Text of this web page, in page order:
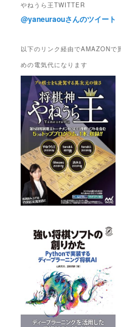
やねうら王TWITTER
@yaneuraouさんのツイート
以下のリンク経由でAMAZONで
めの電気代になります